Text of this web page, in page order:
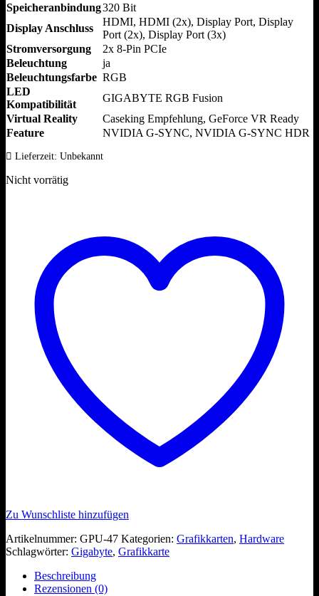
Speicheranbindung320 Bit
Display Anschluss
HDMI, HDMI (2x), Display Port, Display
Port (2x), Display Port (3x)
Stromversorgung
2x 8-Pin PCIe
Beleuchtung
ja
Beleuchtungsfarbe RGB
LED
Kompatibilität
GIGABYTE RGB Fusion
Virtual Reality
Caseking Empfehlung, GeForce VR Ready
Feature
NVIDIA G-SYNC, NVIDIA G-SYNC HDR
Lieferzeit: Unbekannt
Nicht vorrätig
Zu Wunschliste hinzufügen
Artikelnummer: GPU-47 Kategorien: Grafikkarten, Hardware
Schlagwörter: Gigabyte, Grafikkarte
Beschreibung
Rezensionen (0)